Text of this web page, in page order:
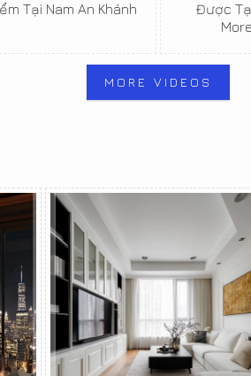
Tại Nam An Khánh
Được
MORE VIDEOS